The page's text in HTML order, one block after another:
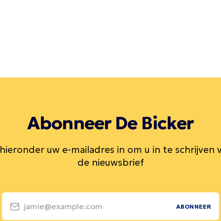
Abonneer De Bicker
uw e-mailadres in om u in te schrijven
de nieuwsbrief
jamie@example.com ABONNEER